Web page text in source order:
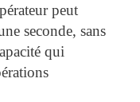
peut
seconde, sans
qui